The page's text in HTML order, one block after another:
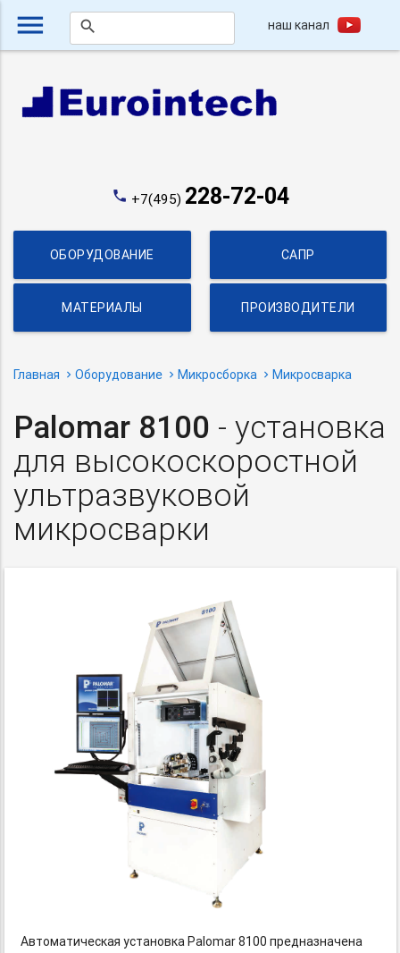
menu search наш канал
phone +7(495) 228-72-04
ОБОРУДОВАНИЕ САПР
МАТЕРИАЛЫ ПРОИЗВОДИТЕЛИ
Главная Оборудование Микросборка Микросварка
Palomar 8100 - установка
для высокоскоростной
ультразвуковой
микросварки
Автоматическая установка Palomar 8100 предназначена